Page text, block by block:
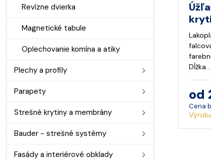
Revízne dvierka
Magnetické tabule
Oplechovanie komína a atiky
Plechy a profily
Parapety
Strešné krytiny a membrány
Bauder - strešné systémy
Fasády a interiérové obklady
Dĺžka…
od
Cena